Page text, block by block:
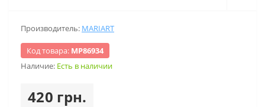
Производитель: MARIART
Код товара: МР86934
Наличие: Есть в наличии
420 грн.